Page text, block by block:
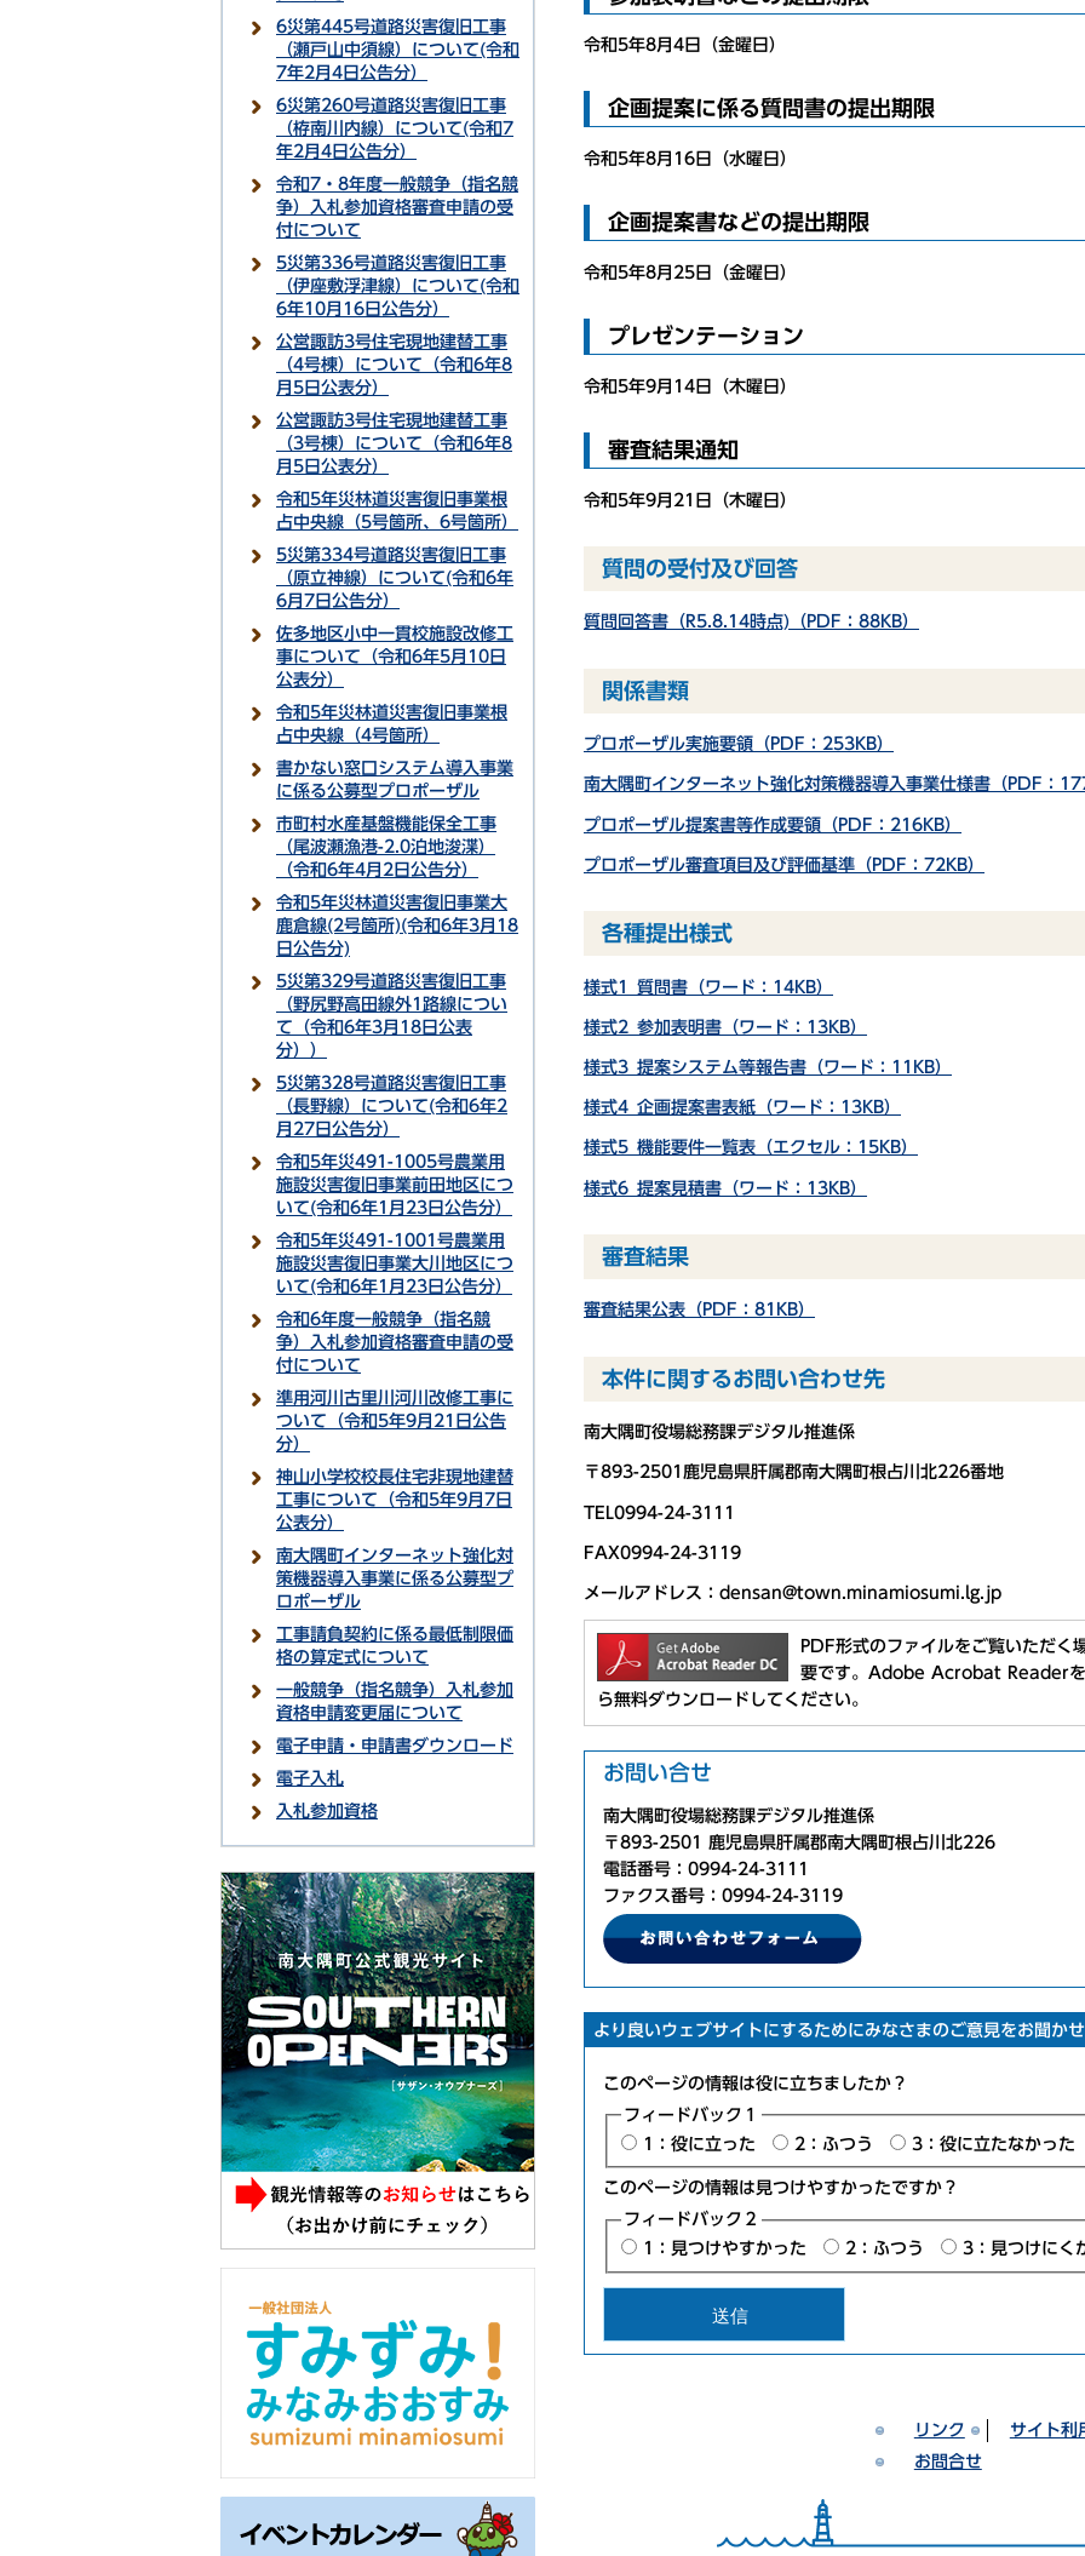
6災第445号道路災害復旧工事
（瀬戸山中須線）について(令和
7年2月4日公告分）
6災第260号道路災害復旧工事
（栫南川内線）について(令和7
年2月4日公告分）
令和7・8年度一般競争（指名競
争）入札参加資格審査申請の受
付について
5災第336号道路災害復旧工事
（伊座敷浮津線）について(令和
6年10月16日公告分）
公営諏訪3号住宅現地建替工事
（4号棟）について（令和6年8
月5日公表分）
公営諏訪3号住宅現地建替工事
（3号棟）について（令和6年8
月5日公表分）
令和5年災林道災害復旧事業根
占中央線（5号箇所、6号箇所）
5災第334号道路災害復旧工事
（原立神線）について(令和6年
6月7日公告分）
佐多地区小中一貫校施設改修工
事について（令和6年5月10日
公表分）
令和5年災林道災害復旧事業根
占中央線（4号箇所）
書かない窓口システム導入事業
に係る公募型プロポーザル
市町村水産基盤機能保全工事
（尾波瀬漁港-2.0泊地浚渫）
（令和6年4月2日公告分）
令和5年災林道災害復旧事業大
鹿倉線(2号箇所)(令和6年3月18
日公告分)
5災第329号道路災害復旧工事
（野尻野高田線外1路線につい
て（令和6年3月18日公表
分））
5災第328号道路災害復旧工事
（長野線）について(令和6年2
月27日公告分）
令和5年災491-1005号農業用
施設災害復旧事業前田地区につ
いて(令和6年1月23日公告分）
令和5年災491-1001号農業用
施設災害復旧事業大川地区につ
いて(令和6年1月23日公告分）
令和6年度一般競争（指名競
争）入札参加資格審査申請の受
付について
準用河川古里川河川改修工事に
ついて（令和5年9月21日公告
分）
神山小学校校長住宅非現地建替
工事について（令和5年9月7日
公表分）
南大隅町インターネット強化対
策機器導入事業に係る公募型プ
ロポーザル
工事請負契約に係る最低制限価
格の算定式について
一般競争（指名競争）入札参加
資格申請変更届について
電子申請・申請書ダウンロード
電子入札
入札参加資格
令和5年8月4日（金曜日）
企画提案に係る質問書の提出期限
令和5年8月16日（水曜日）
企画提案書などの提出期限
令和5年8月25日（金曜日）
プレゼンテーション
令和5年9月14日（木曜日）
審査結果通知
令和5年9月21日（木曜日）
質問の受付及び回答
質問回答書（R5.8.14時点)（PDF：88KB）
関係書類
プロポーザル実施要領（PDF：253KB）
南大隅町インターネット強化対策機器導入事業仕様書（PDF：
プロポーザル提案書等作成要領（PDF：216KB）
プロポーザル審査項目及び評価基準（PDF：72KB）
各種提出様式
様式1_質問書（ワード：14KB）
様式2_参加表明書（ワード：13KB）
様式3_提案システム等報告書（ワード：11KB）
様式4_企画提案書表紙（ワード：13KB）
様式5_機能要件一覧表（エクセル：15KB）
様式6_提案見積書（ワード：13KB）
審査結果
審査結果公表（PDF：81KB）
本件に関するお問い合わせ先
南大隅町役場総務課デジタル推進係
〒893-2501鹿児島県肝属郡南大隅町根占川北226番地
TEL0994-24-3111
FAX0994-24-3119
メールアドレス：densan@town.minamiosumi.lg.jp
PDF形式のファイルをご覧いただ
要です。Adobe Acrobat Readerを
ら無料ダウンロードしてください。
お問い合せ
南大隅町役場総務課デジタル推進係
〒893-2501 鹿児島県肝属郡南大隅町根占川北226
電話番号：0994-24-3111
ファクス番号：0994-24-3119
より良いウェブサイトにするためにみなさまのご意見をお聞か
このページの情報は役に立ちましたか？
フィードバック１
1：役に立った
2：ふつう 3：役に立たなかった
このページの情報は見つけやすかったですか？
フィードバック２
1：見つけやすかった
2：ふつう 3：見つけにく
リンク
サイト利
お問合せ